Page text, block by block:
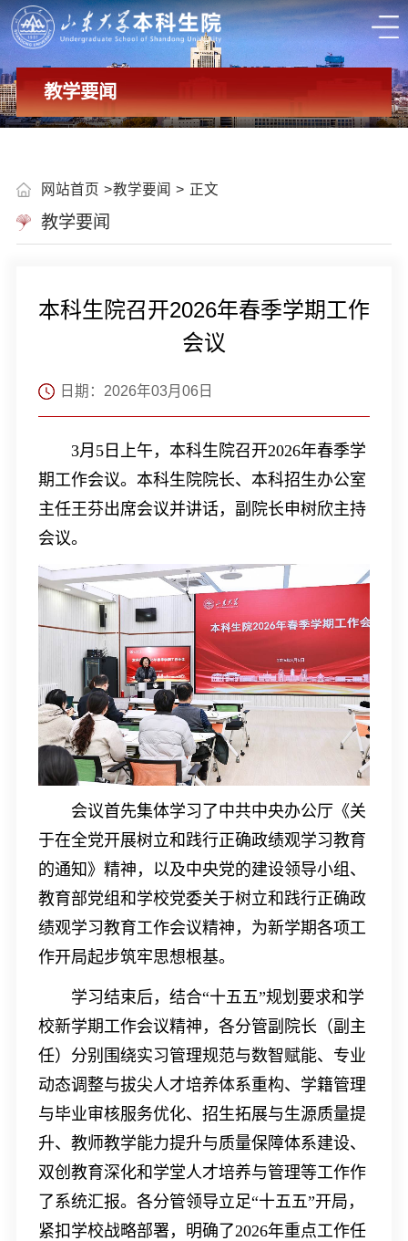
教学要闻
网站首页 教学要闻 正文
教学要闻
本科生院召开2026年春季学期工作
会议
日期：2026年03月06日
3月 5日上午，本科生院召开2026年春季学
期工作会议。本科生院院长、本科招生办公室
主任王芬出席会议并讲话，副院长申树欣主持
会议。
会议首先集体学习了中共中央办公厅《关
于在全党开展树立和践行正确政绩观学习教育
的通知》精神，以及中央党的建设领导小组、
教育部党组和学校党委关于树立和践行正确政
绩观学习教育工作会议精神，为新学期各项工
作开局起步筑牢思想根基。
学习结束后，结合“十五五”规划要求和学
校新学期工作会议精神，各分管副院长（副主
任）分别围绕实习管理规范与数智赋能、专业
动态调整与拔尖人才培养体系重构、学籍管理
与毕业审核服务优化、招生拓展与生源质量提
升、教师教学能力提升与质量保障体系建设、
双创教育深化和学堂人才培养与管理等工作作
了系统汇报。各分管领导立足“十五五”开局，
紧扣学校战略部署，明确了2026年重点工作任